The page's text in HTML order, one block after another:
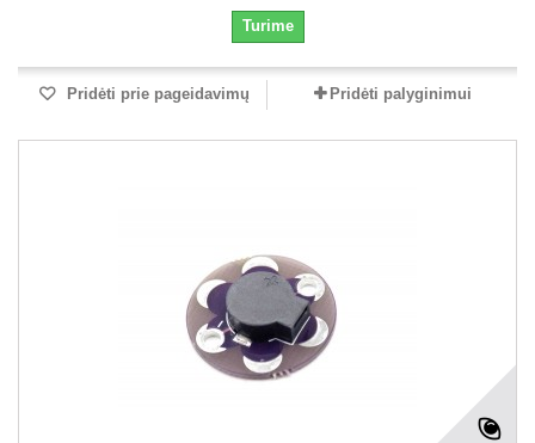
Turime
Pridėti prie pageidavimų Pridėti palyginimui